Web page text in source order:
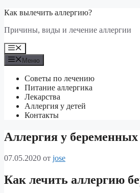
Перейти
содержимому
Как вылечить аллергию?
Причины, виды и лечение аллергии
Меню
Меню
Советы по лечению
Питание аллергика
Лекарства
Аллергия у детей
Контакты
Аллергия у
07.05.2020 от jose
Как лечить аллергию